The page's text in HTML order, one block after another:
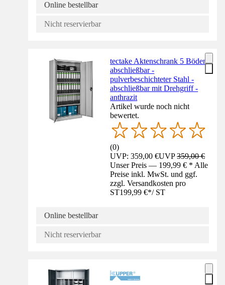
Online bestellbar
Nicht reservierbar
tectake Aktenschrank 5 Böden
abschließbar -
pulverbeschichteter Stahl -
abschließbar mit Drehgriff -
anthrazit
Artikel wurde noch nicht
bewertet.
(0)
UVP: 359,00 €UVP359,00 €
Unser Preis — 199,99 € * Alle
Preise inkl. MwSt. und ggf.
zzgl. Versandkosten pro
ST199,99 €*/ ST
Online bestellbar
Nicht reservierbar